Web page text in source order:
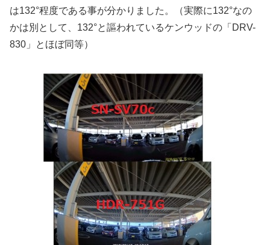
は132°程度である事が分かりました。（実際に132°なの
かは別として、132°と謳われているケンウッドの「DRV-
830」とほぼ同等）